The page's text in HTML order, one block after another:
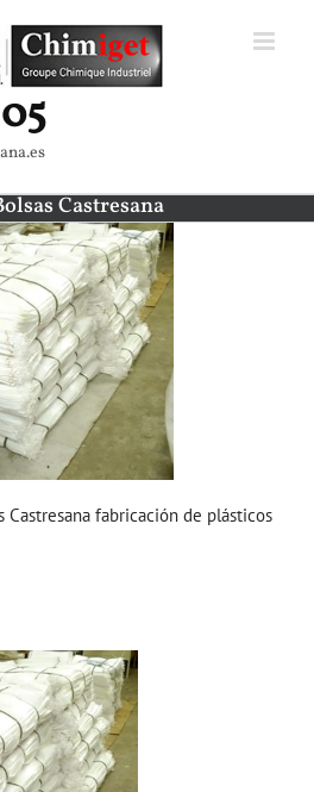
Castresana
Castresana fabricación de plásticos